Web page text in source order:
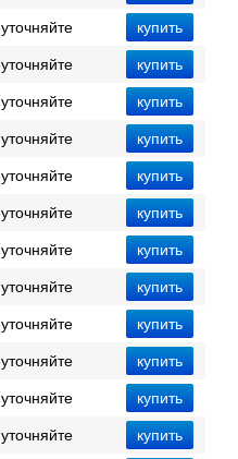
уточняйте
уточняйте
уточняйте
уточняйте
уточняйте
уточняйте
уточняйте
уточняйте
уточняйте
уточняйте
уточняйте
уточняйте